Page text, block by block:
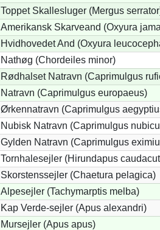
Toppet Skallesluger (Mergus
Amerikansk Skarveand (Oxyura
Hvidhovedet And (Oxyura
Nathøg (Chordeiles minor)
Rødhalset Natravn (Caprimulgus
Natravn (Caprimulgus europaeus)
Ørkennatravn (Caprimulgus
Nubisk Natravn (Caprimulgus
Gylden Natravn (Caprimulgus
Tornhalesejler (Hirundapus
Skorstenssejler (Chaetura pelagica)
Alpesejler (Tachymarptis melba)
Kap Verde-sejler (Apus alexandri)
Mursejler (Apus apus)